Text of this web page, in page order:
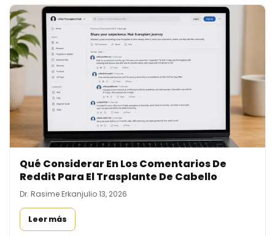
Qué Considerar En Los Comentarios De
Reddit Para El Trasplante De Cabello
Dr. Rasime Erkanjulio 13, 2026
Leer más